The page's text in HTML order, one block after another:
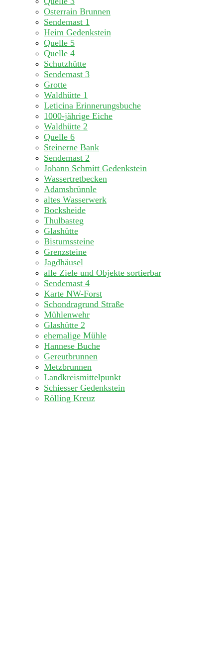
Osterrain Brunnen
Sendemast 1
Heim Gedenkstein
Quelle 5
Quelle 4
Schutzhütte
Sendemast 3
Grotte
Waldhütte 1
Leticina Erinnerungsbuche
1000-jährige Eiche
Waldhütte 2
Quelle 6
Steinerne Bank
Sendemast 2
Johann Schmitt Gedenkstein
Wassertretbecken
Adamsbrünnle
altes Wasserwerk
Bocksheide
Thulbasteg
Glashütte
Bistumssteine
Grenzsteine
Jagdhäusel
alle Ziele und Objekte sortierbar
Sendemast 4
Karte NW-Forst
Schondragrund Straße
Mühlenwehr
Glashütte 2
ehemalige Mühle
Hannese Buche
Gereutbrunnen
Metzbrunnen
Landkreismittelpunkt
Schiesser Gedenkstein
Rölling Kreuz